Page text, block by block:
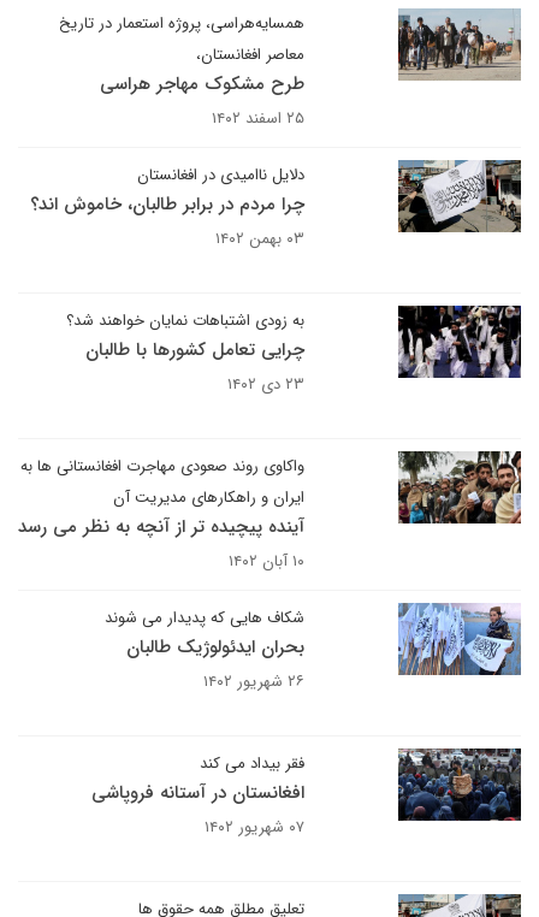
همسایه‌هراسی، پروژه استعمار در تاریخ
معاصر افغانستان،
طرح مشکوک مهاجر هراسی
۲۵ اسفند ۱۴۰۲
دلایل ناامیدی در افغانستان
چرا مردم در برابر طالبان، خاموش اند؟
۰۳ بهمن ۱۴۰۲
به زودی اشتباهات نمایان خواهند شد؟
چرایی تعامل کشورها با طالبان
۲۳ دی ۱۴۰۲
واکاوی روند صعودی مهاجرت افغانستانی ها به
ایران و راهکارهای مدیریت آن
آینده پیچیده تر از آنچه به نظر می رسد
۱۰ آبان ۱۴۰۲
شکاف هایی که پدیدار می شوند
بحران ایدئولوژیک طالبان
۲۶ شهریور ۱۴۰۲
فقر بیداد می کند
افغانستان در آستانه فروپاشی
۰۷ شهریور ۱۴۰۲
تعلیق مطلق همه حقوق ها